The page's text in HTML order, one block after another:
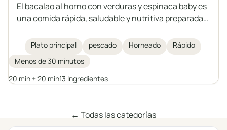
El bacalao al horno con verduras y espinaca baby es
una comida rápida, saludable y nutritiva preparada
se hornean sobre verduras con aromáticas
especias, aceite de oliva y mantequilla clarificada.
Una excelente idea para un plato principal para toda
la familia.
Plato principal pescado Horneado
Rápido
Menos de 30 minutos
20 min + 20 min13 Ingredientes
← Todas las categorías